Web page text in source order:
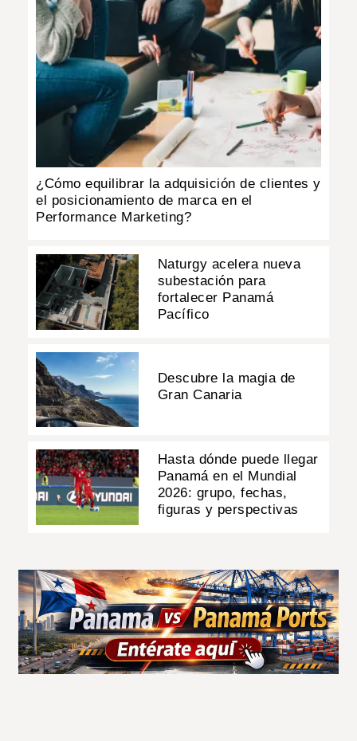
¿Cómo equilibrar la adquisición de clientes y
el posicionamiento de marca en el
Performance Marketing?
Naturgy acelera nueva
subestación para
fortalecer Panamá
Pacífico
Descubre la magia de
Gran Canaria
Hasta dónde puede llegar
Panamá en el Mundial
2026: grupo, fechas,
figuras y perspectivas